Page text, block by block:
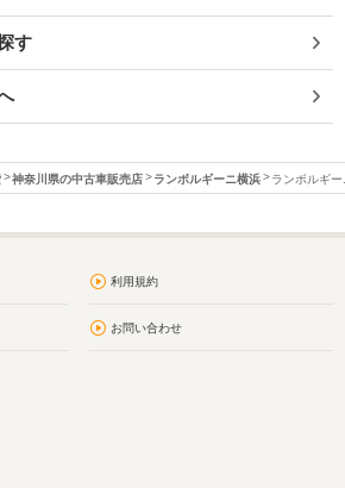
す
神奈川県の中古車販売店 ランボルギーニ横浜 ランボルギ
利用規約
お問い合わせ